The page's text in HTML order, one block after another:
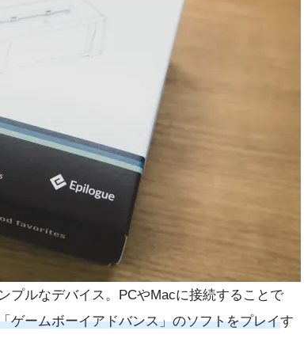
プルなデバイス。PCやMacに接続することで
ゲームボーイアドバンス」のソフトをプレイす